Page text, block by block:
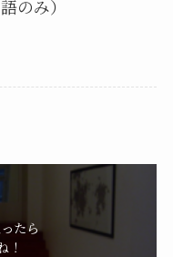
み）
たら
！